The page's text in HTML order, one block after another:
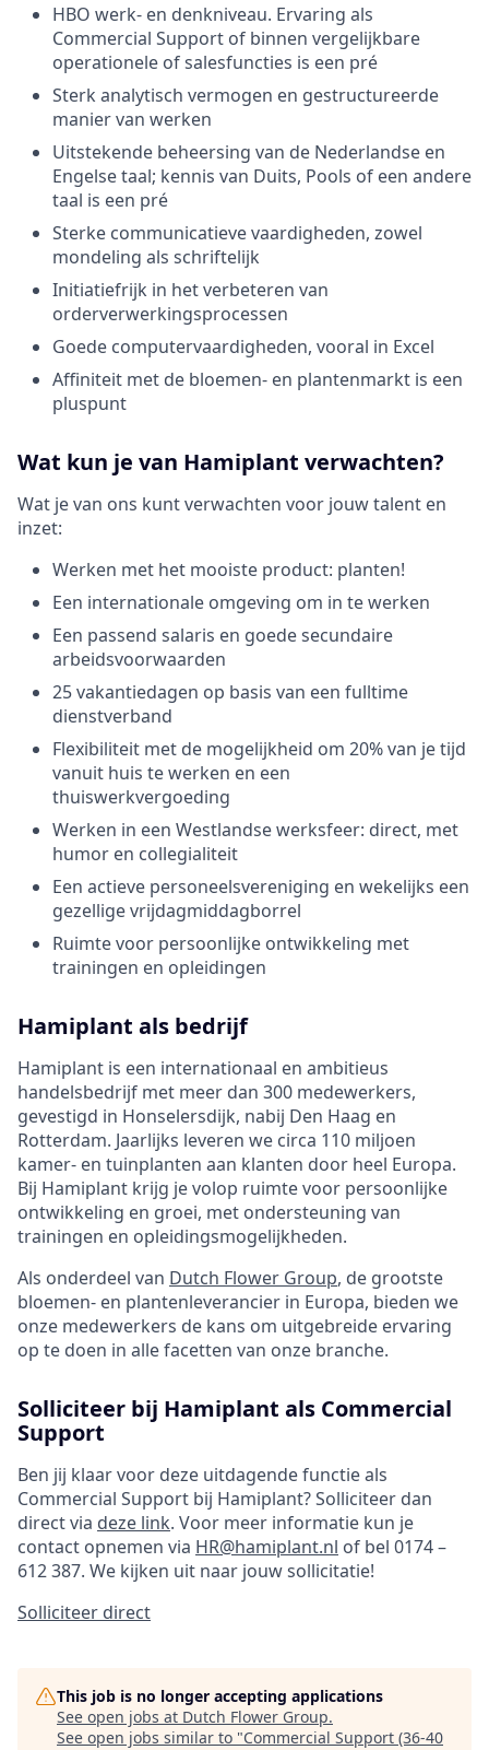
HBO werk- en denkniveau. Ervaring als
Commercial Support of binnen vergelijkbare
operationele of salesfuncties is een pré
Sterk analytisch vermogen en gestructureerde
manier van werken
Uitstekende beheersing van de Nederlandse en
Engelse taal; kennis van Duits, Pools of een andere
taal is een pré
Sterke communicatieve vaardigheden, zowel
mondeling als schriftelijk
Initiatiefrijk in het verbeteren van
orderverwerkingsprocessen
Goede computervaardigheden, vooral in Excel
Affiniteit met de bloemen- en plantenmarkt is een
pluspunt
Wat kun je van Hamiplant verwachten?
Wat je van ons kunt verwachten voor jouw talent en
inzet:
Werken met het mooiste product: planten!
Een internationale omgeving om in te werken
Een passend salaris en goede secundaire
arbeidsvoorwaarden
25 vakantiedagen op basis van een fulltime
dienstverband
Flexibiliteit met de mogelijkheid om 20% van je tijd
vanuit huis te werken en een
thuiswerkvergoeding
Werken in een Westlandse werksfeer: direct, met
humor en collegialiteit
Een actieve personeelsvereniging en wekelijks een
gezellige vrijdagmiddagborrel
Ruimte voor persoonlijke ontwikkeling met
trainingen en opleidingen
Hamiplant als bedrijf
Hamiplant is een internationaal en ambitieus
handelsbedrijf met meer dan 300 medewerkers,
gevestigd in Honselersdijk, nabij Den Haag en
Rotterdam. Jaarlijks leveren we circa 110 miljoen
kamer- en tuinplanten aan klanten door heel Europa.
Bij Hamiplant krijg je volop ruimte voor persoonlijke
ontwikkeling en groei, met ondersteuning van
trainingen en opleidingsmogelijkheden.
Als onderdeel van Dutch Flower Group, de grootste
bloemen- en plantenleverancier in Europa, bieden we
onze medewerkers de kans om uitgebreide ervaring
op te doen in alle facetten van onze branche.
Solliciteer bij Hamiplant als Commercial
Support
Ben jij klaar voor deze uitdagende functie als
Commercial Support bij Hamiplant? Solliciteer dan
direct via deze link. Voor meer informatie kun je
contact opnemen via HR@hamiplant.nl of bel 0174 –
612 387. We kijken uit naar jouw sollicitatie!
Solliciteer direct
This job is no longer accepting applications
See open jobs at Dutch Flower Group.
See open jobs similar to "Commercial Support (36-40